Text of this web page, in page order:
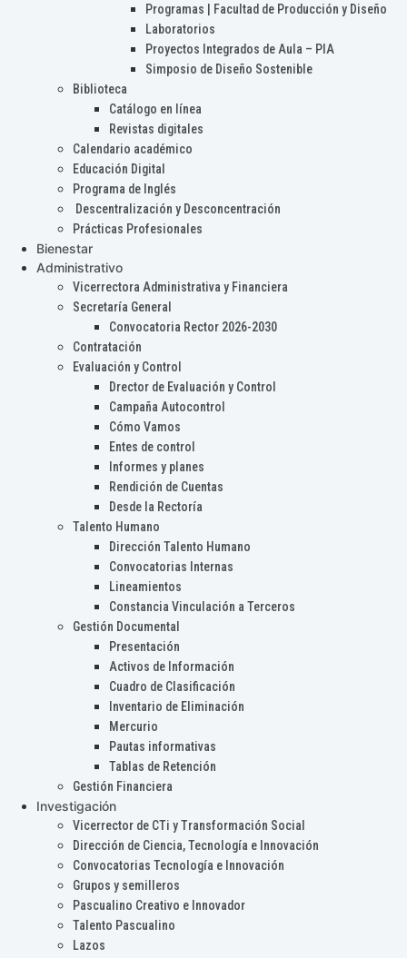
Programas | Facultad de Producción y Diseño
Laboratorios
Proyectos Integrados de Aula – PIA
Simposio de Diseño Sostenible
Biblioteca
Catálogo en línea
Revistas digitales
Calendario académico
Educación Digital
Programa de Inglés
Descentralización y Desconcentración
Prácticas Profesionales
Bienestar
Administrativo
Vicerrectora Administrativa y Financiera
Secretaría General
Convocatoria Rector 2026-2030
Contratación
Evaluación y Control
Drector de Evaluación y Control
Campaña Autocontrol
Cómo Vamos
Entes de control
Informes y planes
Rendición de Cuentas
Desde la Rectoría
Talento Humano
Dirección Talento Humano
Convocatorias Internas
Lineamientos
Constancia Vinculación a Terceros
Gestión Documental
Presentación
Activos de Información
Cuadro de Clasificación
Inventario de Eliminación
Mercurio
Pautas informativas
Tablas de Retención
Gestión Financiera
Investigación
Vicerrector de CTi y Transformación Social
Dirección de Ciencia, Tecnología e Innovación
Convocatorias Tecnología e Innovación
Grupos y semilleros
Pascualino Creativo e Innovador
Talento Pascualino
Lazos